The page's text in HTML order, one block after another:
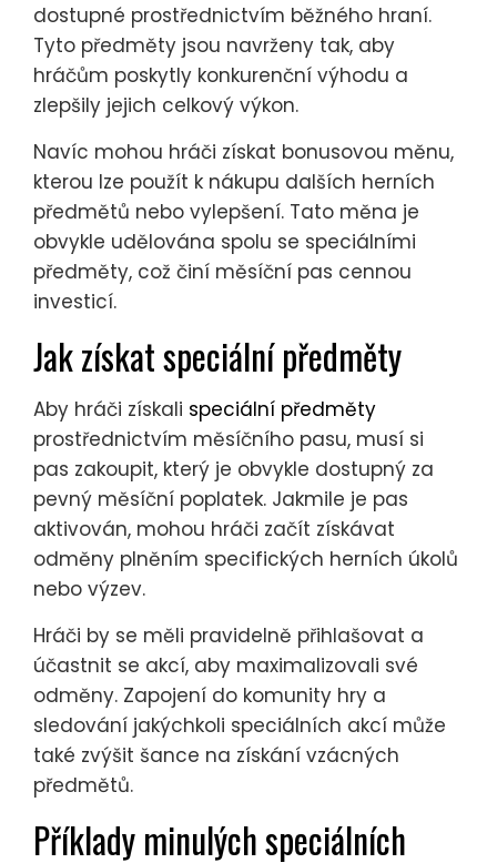
dostupné prostřednictvím běžného hraní.
Tyto předměty jsou navrženy tak, aby
hráčům poskytly konkurenční výhodu a
zlepšily jejich celkový výkon.
Navíc mohou hráči získat bonusovou měnu,
kterou lze použít k nákupu dalších herních
předmětů nebo vylepšení. Tato měna je
obvykle udělována spolu se speciálními
předměty, což činí měsíční pas cennou
investicí.
Jak získat speciální předměty
Aby hráči získali speciální předměty
prostřednictvím měsíčního pasu, musí si
pas zakoupit, který je obvykle dostupný za
pevný měsíční poplatek. Jakmile je pas
aktivován, mohou hráči začít získávat
odměny plněním specifických herních úkolů
nebo výzev.
Hráči by se měli pravidelně přihlašovat a
účastnit se akcí, aby maximalizovali své
odměny. Zapojení do komunity hry a
sledování jakýchkoli speciálních akcí může
také zvýšit šance na získání vzácných
předmětů.
Příklady minulých speciálních